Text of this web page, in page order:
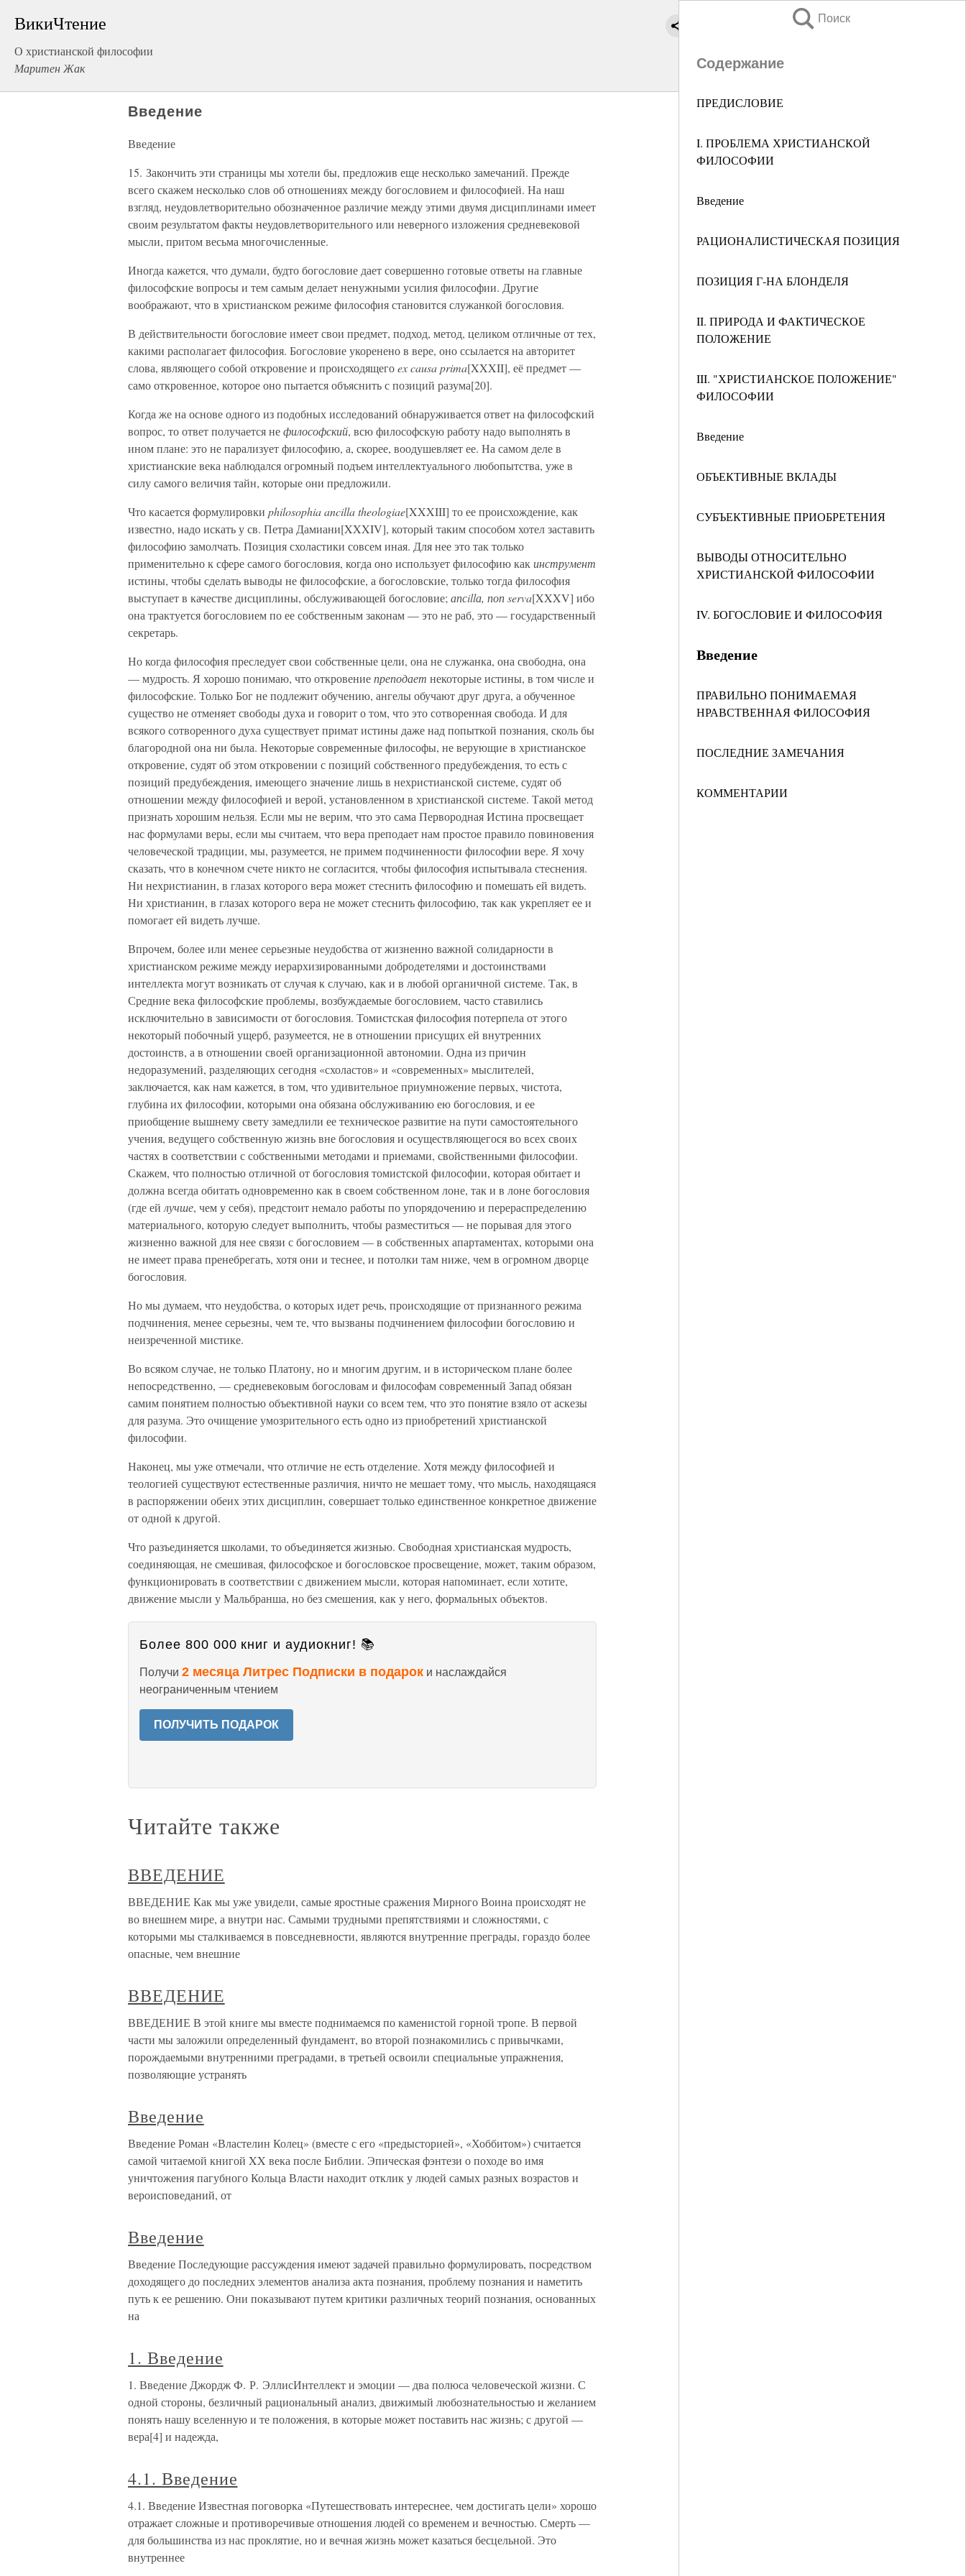
ВикиЧтение
О христианской философии
Маритен Жак
Поиск
Содержание
ПРЕДИСЛОВИЕ
I. ПРОБЛЕМА ХРИСТИАНСКОЙ
ФИЛОСОФИИ
Введение
РАЦИОНАЛИСТИЧЕСКАЯ ПОЗИЦИЯ
ПОЗИЦИЯ Г-НА БЛОНДЕЛЯ
II. ПРИРОДА И ФАКТИЧЕСКОЕ
ПОЛОЖЕНИЕ
III. "ХРИСТИАНСКОЕ ПОЛОЖЕНИЕ"
ФИЛОСОФИИ
Введение
ОБЪЕКТИВНЫЕ ВКЛАДЫ
СУБЪЕКТИВНЫЕ ПРИОБРЕТЕНИЯ
ВЫВОДЫ ОТНОСИТЕЛЬНО
ХРИСТИАНСКОЙ ФИЛОСОФИИ
IV. БОГОСЛОВИЕ И ФИЛОСОФИЯ
Введение
ПРАВИЛЬНО ПОНИМАЕМАЯ
НРАВСТВЕННАЯ ФИЛОСОФИЯ
ПОСЛЕДНИЕ ЗАМЕЧАНИЯ
КОММЕНТАРИИ
Введение
Введение
15. Закончить эти страницы мы хотели бы, предложив еще несколько замечаний. Прежде
всего скажем несколько слов об отношениях между богословием и философией. На наш
взгляд, неудовлетворительно обозначенное различие между этими двумя дисциплинами имеет
своим результатом факты неудовлетворительного или неверного изложения средневековой
мысли, притом весьма многочисленные.
Иногда кажется, что думали, будто богословие дает совершенно готовые ответы на главные
философские вопросы и тем самым делает ненужными усилия философии. Другие
воображают, что в христианском режиме философия становится служанкой богословия.
В действительности богословие имеет свои предмет, подход, метод, целиком отличные от тех,
какими располагает философия. Богословие укоренено в вере, оно ссылается на авторитет
слова, являющего собой откровение и происходящегоex causa prima[XXXII], её предмет —
само откровенное, которое оно пытается объяснить с позиций разума[20].
Когда же на основе одного из подобных исследований обнаруживается ответ на философский
вопрос, то ответ получается нефилософский, всю философскую работу надо выполнять в
ином плане: это не парализует философию, а, скорее, воодушевляет ее. На самом деле в
христианские века наблюдался огромный подъем интеллектуального любопытства, уже в
силу самого величия тайн, которые они предложили.
Что касается формулировки philosophia ancilla theologiae[XXXIII] то ее происхождение, как
известно, надо искать у св. Петра Дамиани[XXXIV], который таким способом хотел заставить
философию замолчать. Позиция схоластики совсем иная. Для нее это так только
применительно к сфере самого богословия, когда оно использует философию какинструмент
истины, чтобы сделать выводы не философские, а богословские, только тогда философия
выступает в качестве дисциплины, обслуживающей богословие; апсillа, поп serva[XXXV] ибо
она трактуется богословием по ее собственным законам — это не раб, это — государственный
секретарь.
Но когда философия преследует свои собственные цели, она не служанка, она свободна, она
— мудрость. Я хорошо понимаю, что откровениепреподает некоторые истины, в том числе и
философские. Только Бог не подлежит обучению, ангелы обучают друг друга, а обученное
существо не отменяет свободы духа и говорит о том, что это сотворенная свобода. И для
всякого сотворенного духа существует примат истины даже над попыткой познания, сколь бы
благородной она ни была. Некоторые современные философы, не верующие в христианское
откровение, судят об этом откровении с позиций собственного предубеждения, то есть с
позиций предубеждения, имеющего значение лишь в нехристианской системе, судят об
отношении между философией и верой, установленном в христианской системе. Такой метод
признать хорошим нельзя. Если мы не верим, что это сама Первородная Истина просвещает
нас формулами веры, если мы считаем, что вера преподает нам простое правило повиновения
человеческой традиции, мы, разумеется, не примем подчиненности философии вере. Я хочу
сказать, что в конечном счете никто не согласится, чтобы философия испытывала стеснения.
Ни нехристианин, в глазах которого вера может стеснить философию и помешать ей видеть.
Ни христианин, в глазах которого вера не может стеснить философию, так как укрепляет ее и
помогает ей видеть лучше.
Впрочем, более или менее серьезные неудобства от жизненно важной солидарности в
христианском режиме между иерархизированными добродетелями и достоинствами
интеллекта могут возникать от случая к случаю, как и в любой органичной системе. Так, в
Средние века философские проблемы, возбуждаемые богословием, часто ставились
исключительно в зависимости от богословия. Томистская философия потерпела от этого
некоторый побочный ущерб, разумеется, не в отношении присущих ей внутренних
достоинств, а в отношении своей организационной автономии. Одна из причин
недоразумений, разделяющих сегодня «схоластов» и «современных» мыслителей,
заключается, как нам кажется, в том, что удивительное приумножение первых, чистота,
глубина их философии, которыми она обязана обслуживанию ею богословия, и ее
приобщение вышнему свету замедлили ее техническое развитие на пути самостоятельного
учения, ведущего собственную жизнь вне богословия и осуществляющегося во всех своих
частях в соответствии с собственными методами и приемами, свойственными философии.
Скажем, что полностью отличной от богословия томистской философии, которая обитает и
должна всегда обитать одновременно как в своем собственном лоне, так и в лоне богословия
(где ей лучше, чем у себя), предстоит немало работы по упорядочению и перераспределению
материального, которую следует выполнить, чтобы разместиться — не порывая для этого
жизненно важной для нее связи с богословием — в собственных апартаментах, которыми она
не имеет права пренебрегать, хотя они и теснее, и потолки там ниже, чем в огромном дворце
богословия.
Но мы думаем, что неудобства, о которых идет речь, происходящие от признанного режима
подчинения, менее серьезны, чем те, что вызваны подчинением философии богословию и
неизреченной мистике.
Во всяком случае, не только Платону, но и многим другим, и в историческом плане более
непосредственно, — средневековым богословам и философам современный Запад обязан
самим понятием полностью объективной науки со всем тем, что это понятие взяло от аскезы
для разума. Это очищение умозрительного есть одно из приобретений христианской
философии.
Наконец, мы уже отмечали, что отличие не есть отделение. Хотя между философией и
теологией существуют естественные различия, ничто не мешает тому, что мысль, находящаяся
в распоряжении обеих этих дисциплин, совершает только единственное конкретное движение
от одной к другой.
Что разъединяется школами, то объединяется жизнью. Свободная христианская мудрость,
соединяющая, не смешивая, философское и богословское просвещение, может, таким образом,
функционировать в соответствии с движением мысли, которая напоминает, если хотите,
движение мысли у Мальбранша, но без смешения, как у него, формальных объектов.
Более 800 000 книг и аудиокниг! 📚
Получи 2 месяца Литрес Подписки в подарок и наслаждайся
неограниченным чтением
ПОЛУЧИТЬ ПОДАРОК
Читайте также
ВВЕДЕНИЕ
ВВЕДЕНИЕ Как мы уже увидели, самые яростные сражения Мирного Воина происходят не
во внешнем мире, а внутри нас. Самыми трудными препятствиями и сложностями, с
которыми мы сталкиваемся в повседневности, являются внутренние преграды, гораздо более
опасные, чем внешние
ВВЕДЕНИЕ
ВВЕДЕНИЕ В этой книге мы вместе поднимаемся по каменистой горной тропе. В первой
части мы заложили определенный фундамент, во второй познакомились с привычками,
порождаемыми внутренними преградами, в третьей освоили специальные упражнения,
позволяющие устранять
Введение
Введение Роман «Властелин Колец» (вместе с его «предысторией», «Хоббитом») считается
самой читаемой книгой XX века после Библии. Эпическая фэнтези о походе во имя
уничтожения пагубного Кольца Власти находит отклик у людей самых разных возрастов и
вероисповеданий, от
Введение
Введение Последующие рассуждения имеют задачей правильно формулировать, посредством
доходящего до последних элементов анализа акта познания, проблему познания и наметить
путь к ее решению. Они показывают путем критики различных теорий познания, основанных
на
1. Введение
1. Введение Джордж Ф. Р. ЭллисИнтеллект и эмоции — два полюса человеческой жизни. С
одной стороны, безличный рациональный анализ, движимый любознательностью и желанием
понять нашу вселенную и те положения, в которые может поставить нас жизнь; с другой —
вера[4] и надежда,
4.1. Введение
4.1. Введение Известная поговорка «Путешествовать интереснее, чем достигать цели» хорошо
отражает сложные и противоречивые отношения людей со временем и вечностью. Смерть —
для большинства из нас проклятие, но и вечная жизнь может казаться бесцельной. Это
внутреннее